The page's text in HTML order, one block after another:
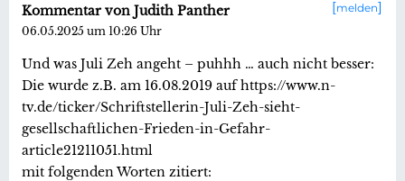
melden
Kommentar von Judith Panther
06.05.2025 um 10:26 Uhr
Und was Juli Zeh angeht – puhhh … auch nicht besser:
Die wurde z.B. am 16.08.2019 auf https://www.n-
tv.de/ticker/Schriftstellerin-Juli-Zeh-sieht-
gesellschaftlichen-Frieden-in-Gefahr-
article21211051.html
mit folgenden Worten zitiert: